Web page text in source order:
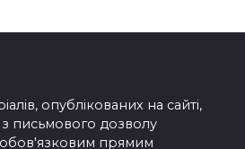
опублікованих на сайті,
з письмового дозволу
обов'язковим прямим